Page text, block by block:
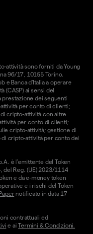
attività sono forniti da Young
96/17, 10155 Torino.
e Banca d'Italia a operare
(CASP) ai sensi del
prestazione dei seguenti
per conto di clienti;
cripto-attività con altre
per conto di clienti;
cripto-attività; gestione di
cripto-attività per conto dei
è l'emittente del Token
del Reg. (UE) 2023/1114
e da e-money token
e i rischi del Token
notificato in data 17
contrattuali ed
e aiTermini & Condizioni.